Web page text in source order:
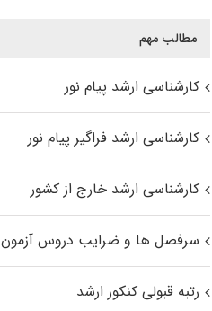
مطالب مهم
کارشناسی ارشد پیام نور
کارشناسی ارشد فراگیر پیام نور
کارشناسی ارشد خارج از کشور
سرفصل ها و ضرایب دروس آزمون
رتبه قبولی کنکور ارشد